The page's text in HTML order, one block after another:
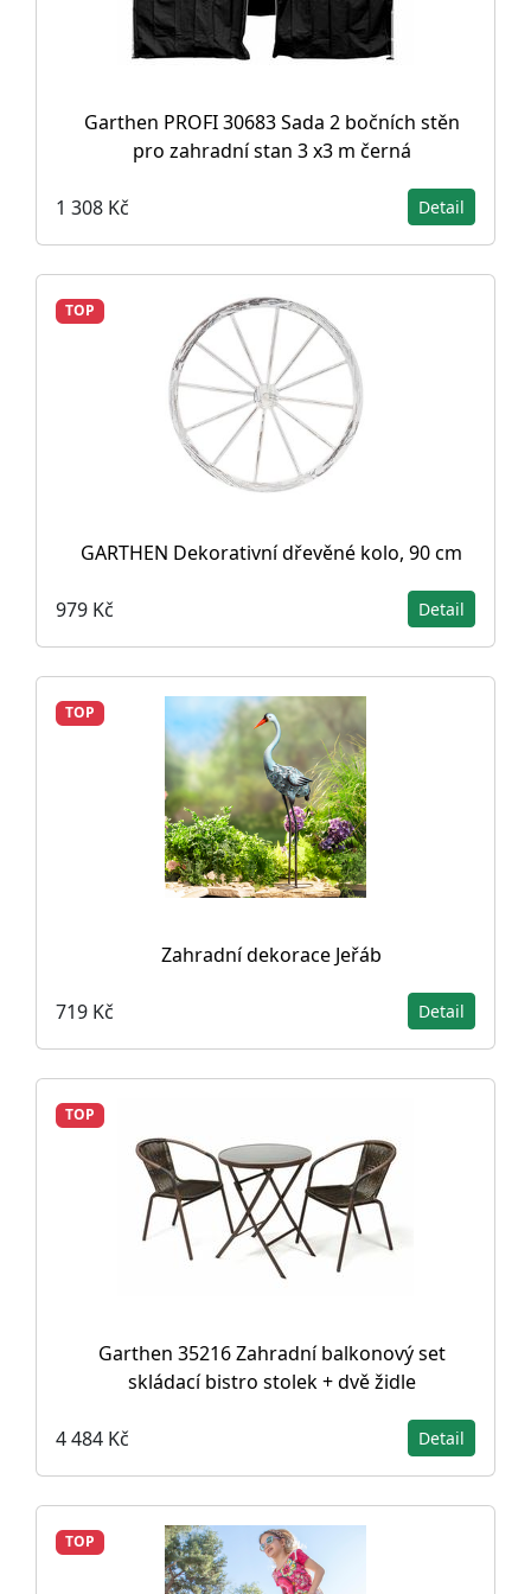
Garthen PROFI 30683 Sada 2 bočních stěn
pro zahradní stan 3 x3 m černá
1 308 Kč Detail
TOP
GARTHEN Dekorativní dřevěné kolo, 90 cm
979 Kč Detail
TOP
Zahradní dekorace Jeřáb
719 Kč Detail
TOP
Garthen 35216 Zahradní balkonový set
skládací bistro stolek + dvě židle
4 484 Kč Detail
TOP